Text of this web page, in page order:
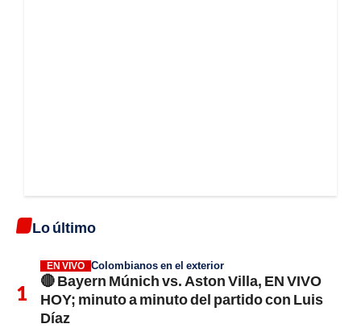
Lo último
EN VIVO Colombianos en el exterior
🔴 Bayern Múnich vs. Aston Villa, EN VIVO
HOY; minuto a minuto del partido con Luis
Díaz